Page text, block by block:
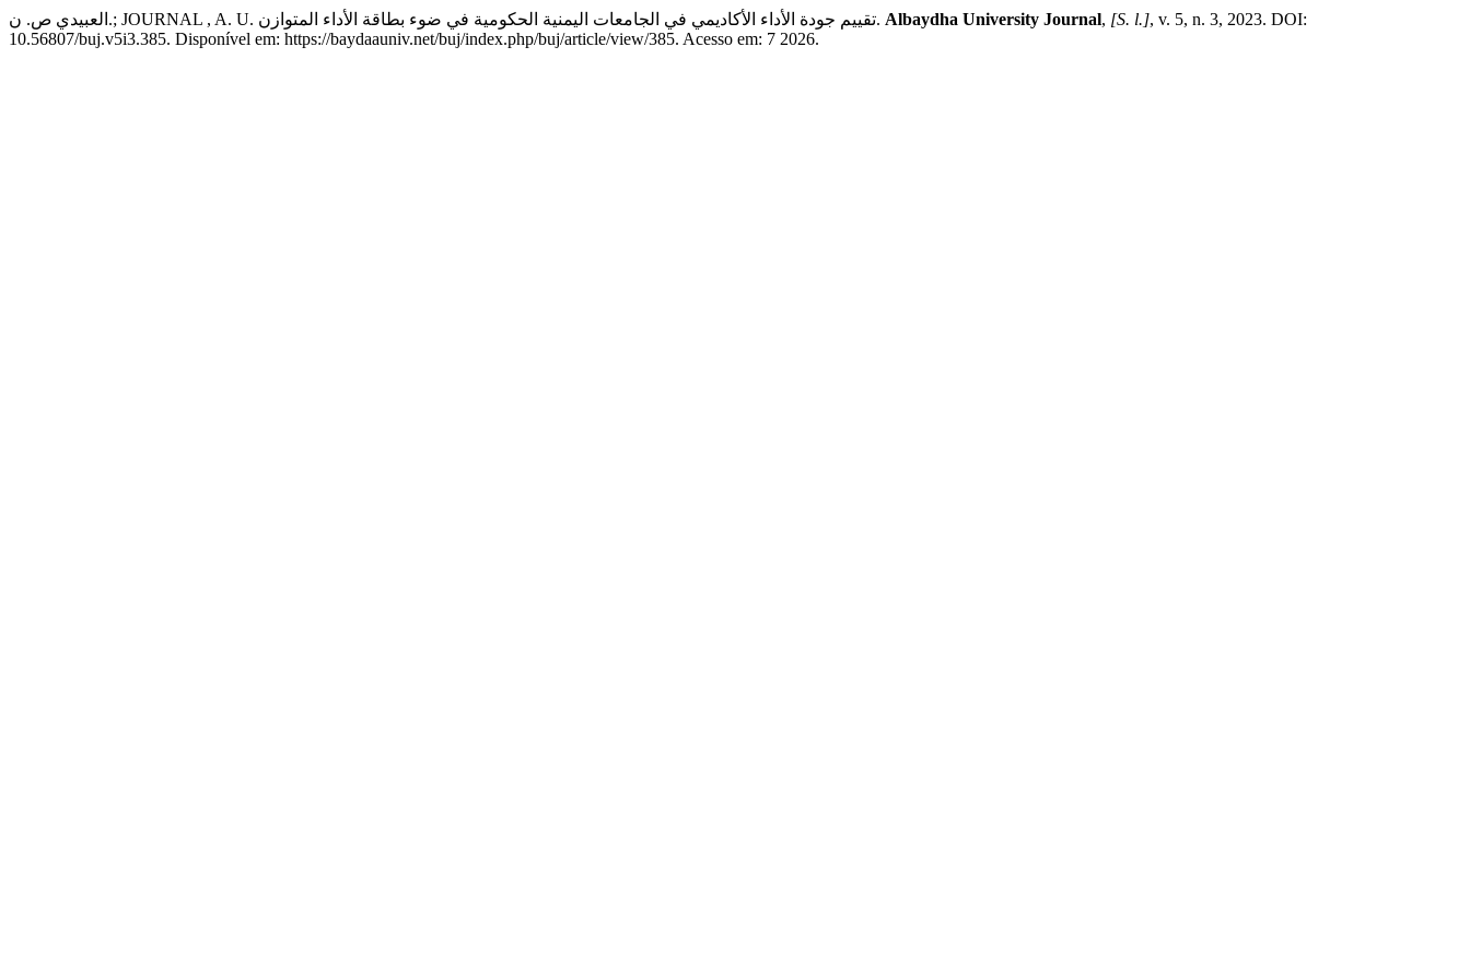
العبيدي ص. ن.; JOURNAL , A. U. تقييم جودة الأداء الأكاديمي في الجامعات اليمنية الحكومية في ضوء بطاقة الأداء المتوازن. Albaydha University Journal, [S. l.], v. 5, n. 3, 2023. DOI:
10.56807/buj.v5i3.385. Disponível em: https://baydaauniv.net/buj/index.php/buj/article/view/385. Acesso em: 7 2026.